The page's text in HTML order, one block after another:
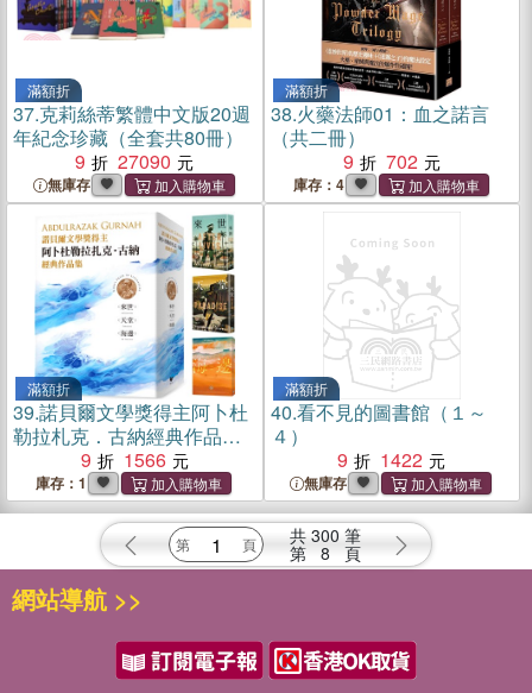
滿額折
37.克莉絲蒂繁體中文版20週
年紀念珍藏（全套共80冊）
9
27090
無庫存
滿額折
38.火藥法師01：血之諾言
（共二冊）
9
702
庫存：4
滿額折
39.諾貝爾文學獎得主阿卜杜
勒拉札克．古納經典作品
集：來世＋天堂＋海邊
9 1566
庫存：1
滿額折
40.看不見的圖書館（１～
４）
9
1422
無庫存
共 300 筆
第 8 頁
網站導航 >>